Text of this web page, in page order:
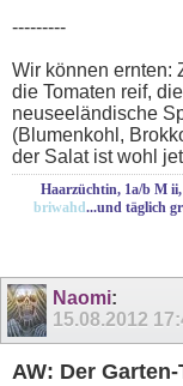
---------
Wir können ernten:
die Tomaten reif,
neuseeländische
(Blumenkohl,
der Salat ist wohl
Haarzüchtin, 1a/b M
briwahd...und täglich
Naomi:
15.08.2012
AW: Der Garten-